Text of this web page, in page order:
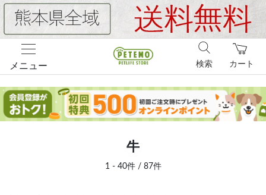
メニュー カート
検索
牛
1 - 40件 / 87件